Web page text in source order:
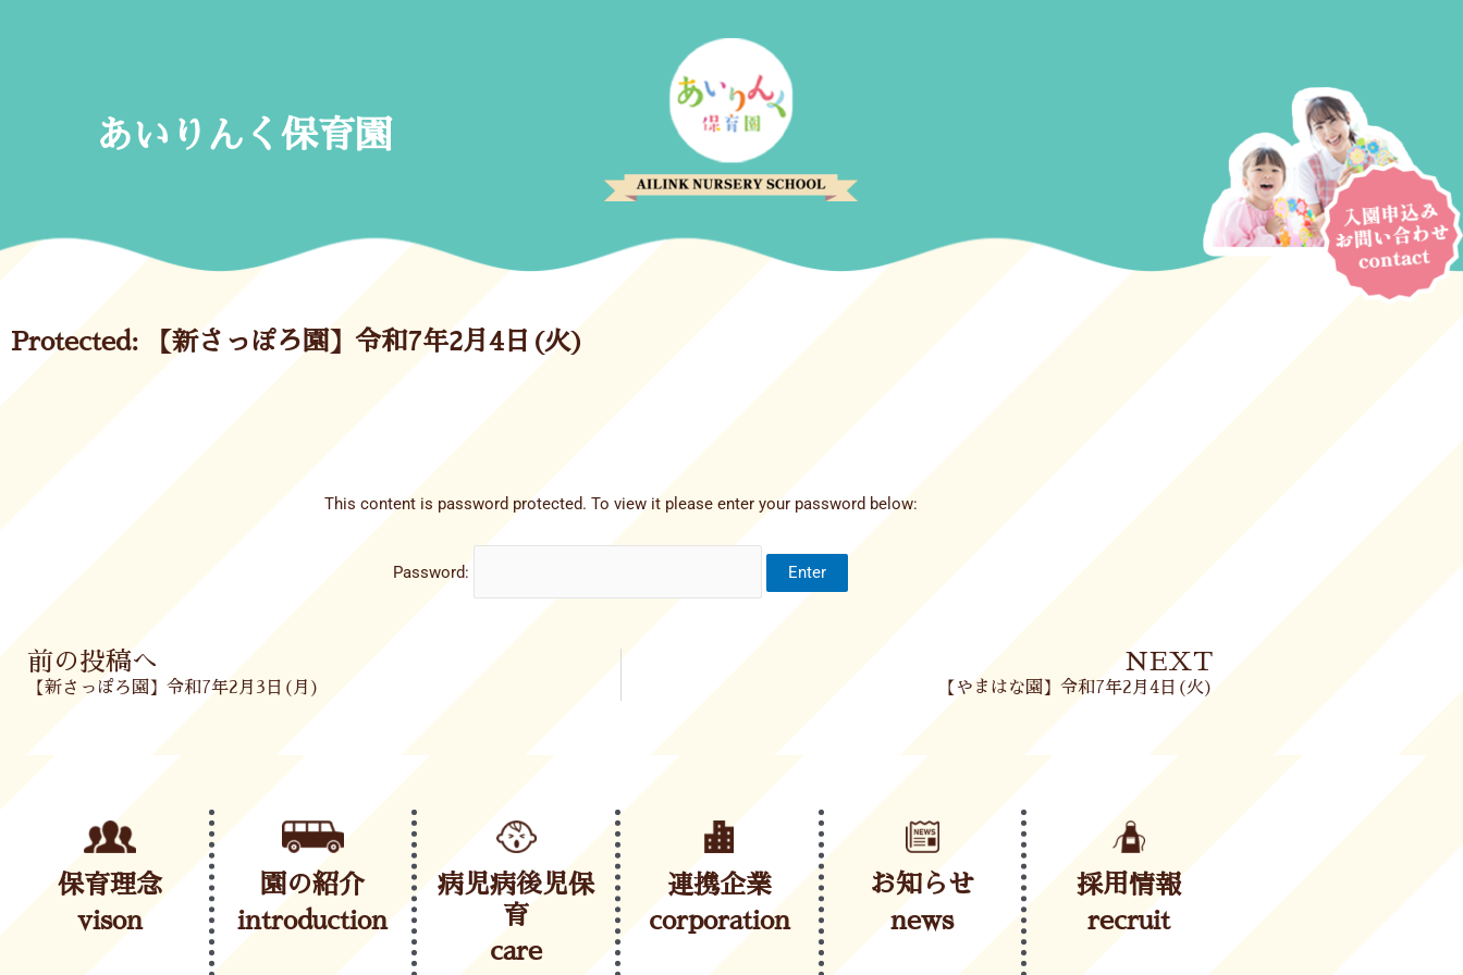
あいりんく保育園
Protected: 【新さっぽろ園】令和7年2月4日(火)
This content is password protected. To view it please enter your password below:
Password:
Prev
前の投稿へ
【新さっぽろ園】令和7年2月3日(月)
NEXT
【やまはな園】令和7年2月4日(火)
保育理念
vison
園の紹介
introduction
病児病後児保
育
care
連携企業
corporation
お知らせ
news
採用情報
recruit